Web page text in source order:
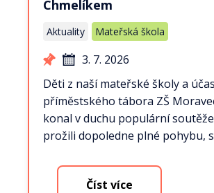
Chmelíkem
Aktuality Mateřská škola
3. 7. 2026
Děti z naší mateřské školy a
příměstského tábora ZŠ
konal v duchu populární
prožili dopoledne plné pohybu,
Číst více